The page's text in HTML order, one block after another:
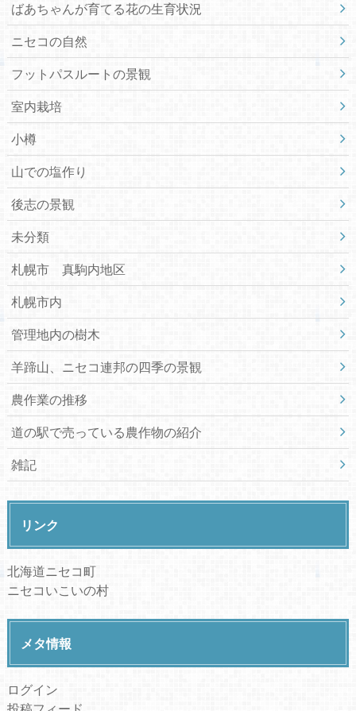
ばあちゃんが育てる花の生育状況
ニセコの自然
フットパスルートの景観
室内栽培
小樽
山での塩作り
後志の景観
未分類
札幌市 真駒内地区
札幌市内
管理地内の樹木
羊蹄山、ニセコ連邦の四季の景観
農作業の推移
道の駅で売っている農作物の紹介
雑記
リンク
北海道ニセコ町
ニセコいこいの村
メタ情報
ログイン